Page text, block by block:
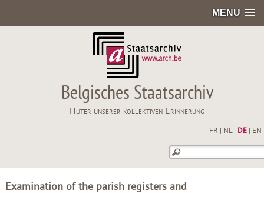
MENU
Belgisches Staatsarchiv
Hüter unserer kollektiven Erinnerung
FR NL| DE| EN
Examination of the parish registers and